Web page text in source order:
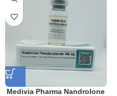
Medivia Pharma Nandrolone